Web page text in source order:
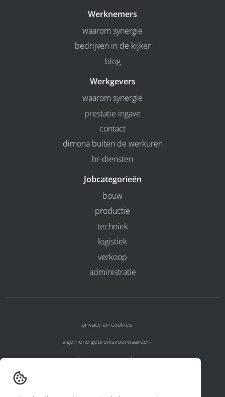
Werknemers
waarom synergie
bedrijven in de kijker
blog
Werkgevers
waarom synergie
prestatie ingave
contact
dimona buiten de werkuren
hr-diensten
Jobcategorieën
bouw
productie
techniek
logistiek
verkoop
administratie
privacy en cookies
algemene gebruiksvoorwaarden
algemene voorwaarden